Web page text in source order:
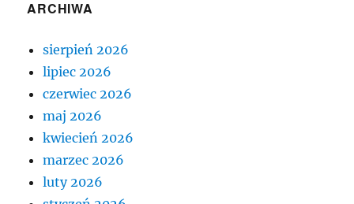
ARCHIWA
sierpień 2026
lipiec 2026
czerwiec 2026
maj 2026
kwiecień 2026
marzec 2026
luty 2026